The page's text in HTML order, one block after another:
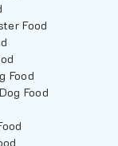
Food
Food
Food